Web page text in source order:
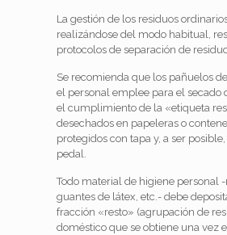
La gestión de los residuos
realizándose del modo habitual,
protocolos de separación de
Se recomienda que los pañuelos
el personal emplee para el secado
el cumplimiento de la «etiqueta
desechados en papeleras o
protegidos con tapa y, a ser
pedal.
Todo material de higiene personal
guantes de látex, etc.- debe
fracción «resto» (agrupación de
doméstico que se obtiene una vez